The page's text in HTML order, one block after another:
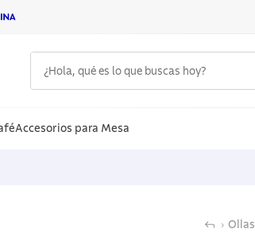
Accesorios para Mesa
Ollas
1.
cuchillos